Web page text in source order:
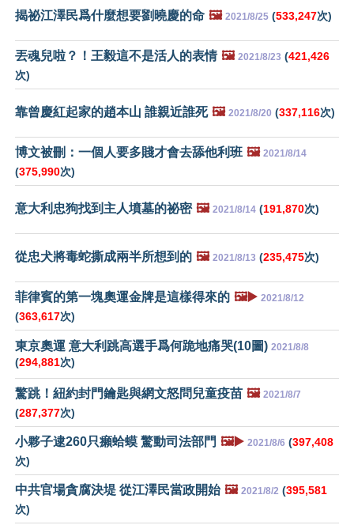
揭祕江澤民爲什麼想要劉曉慶的命 🖼️ 2021/8/25 (533,247次)
丟魂兒啦？！王毅這不是活人的表情 🖼️ 2021/8/23 (421,426
次)
靠曾慶紅起家的趙本山 誰親近誰死 🖼️ 2021/8/20 (337,116次)
博文被刪：一個人要多賤才會去舔他利班 🖼️ 2021/8/14
(375,990次)
意大利忠狗找到主人墳墓的祕密 🖼️ 2021/8/14 (191,870次)
從忠犬將毒蛇撕成兩半所想到的 🖼️ 2021/8/13 (235,475次)
菲律賓的第一塊奧運金牌是這樣得來的 🖼️▶️ 2021/8/12
(363,617次)
東京奧運 意大利跳高選手爲何跪地痛哭(10圖) 2021/8/8
(294,881次)
驚跳！紐約封門鑰匙與網文怒問兒童疫苗 🖼️ 2021/8/7
(287,377次)
小夥子逮260只癩蛤蟆 驚動司法部門 🖼️▶️ 2021/8/6 (397,408
次)
中共官場貪腐決堤 從江澤民當政開始 🖼️ 2021/8/2 (395,581
次)